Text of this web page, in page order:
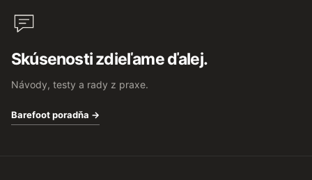
Skúsenosti zdieľame ďalej.
Návody, testy a rady z praxe.
Barefoot poradňa →